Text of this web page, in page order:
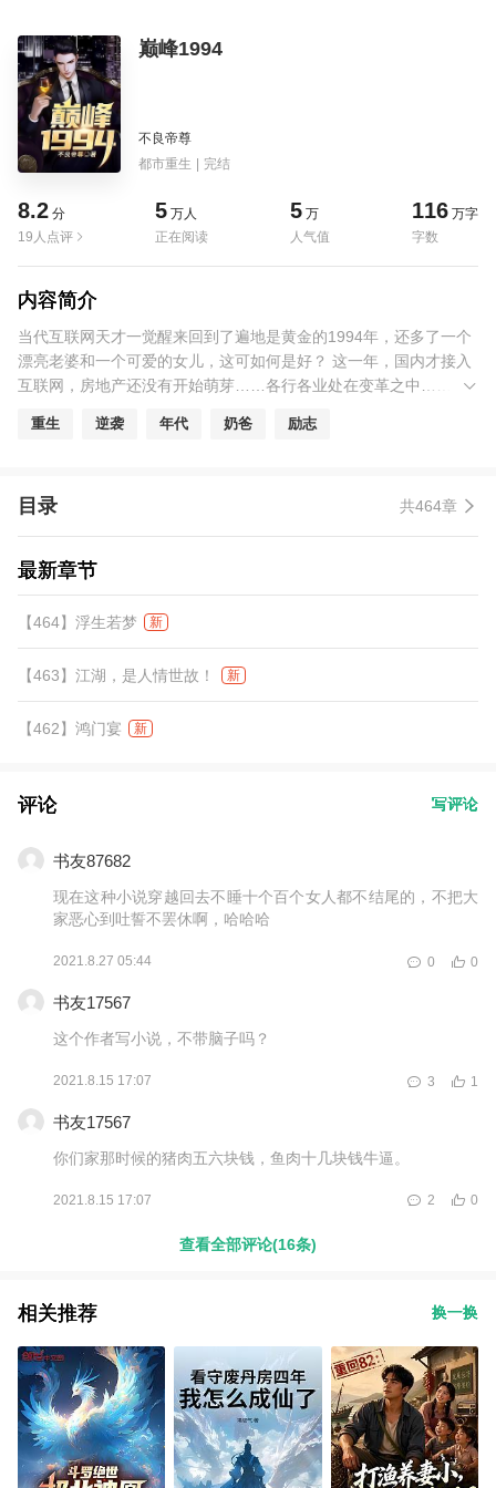
巅峰1994
不良帝尊
都市重生 | 完结
8.2 分
19人点评
5 万人
正在阅读
5 万
人气值
116 万字
字数
内容简介
当代互联网天才一觉醒来回到了遍地是黄金的1994年，还多了一个
漂亮老婆和一个可爱的女儿，这可如何是好？ 这一年，国内才接入
互联网，房地产还没有开始萌芽……各行各业处在变革之中……赚
一票大的！”
重生 逆袭 年代 奶爸 励志
目录 共464章
最新章节
【464】浮生若梦 新
【463】江湖，是人情世故！ 新
【462】鸿门宴 新
评论 写评论
书友87682
现在这种小说穿越回去不睡十个百个女人都不结尾的，不把大
家恶心到吐誓不罢休啊，哈哈哈
2021.8.27 05:44 0
0
书友17567
这个作者写小说，不带脑子吗？
2021.8.15 17:07 1
3
书友17567
你们家那时候的猪肉五六块钱，鱼肉十几块钱牛逼。
2021.8.15 17:07 0
2
查看全部评论(16条)
相关推荐 换一换